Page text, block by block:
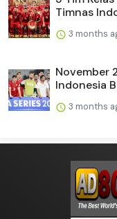
Timnas
3 months
November
Indonesia
3 months